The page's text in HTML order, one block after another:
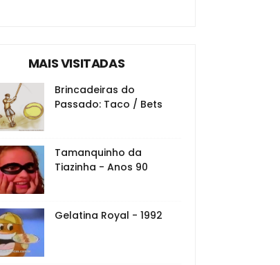
MAIS VISITADAS
Brincadeiras do
Passado: Taco / Bets
Tamanquinho da
Tiazinha - Anos 90
Gelatina Royal - 1992